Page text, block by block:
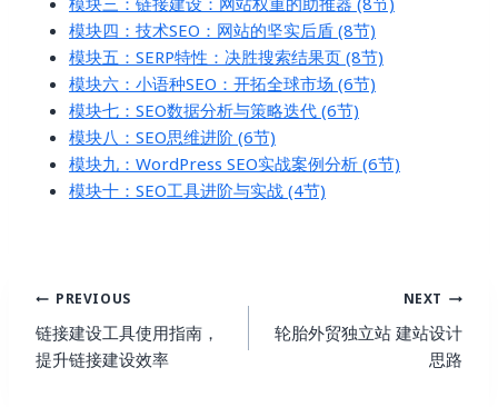
模块四：技术SEO：网站的坚实后盾 (8节)
模块五：SERP特性：决胜搜索结果页 (8节)
模块六：小语种SEO：开拓全球市场 (6节)
模块七：SEO数据分析与策略迭代 (6节)
模块八：SEO思维进阶 (6节)
模块九：WordPress SEO实战案例分析 (6节)
模块十：SEO工具进阶与实战 (4节)
Post
Navigation
PREVIOUS
链接建设工具使用指南，
提升链接建设效率
NEXT
轮胎外贸独立站 建站设计
思路